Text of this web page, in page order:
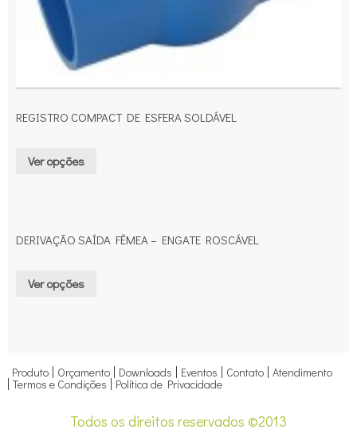
REGISTRO COMPACT DE ESFERA SOLDÁVEL
Ver opções
DERIVAÇÃO SAÍDA FÊMEA – ENGATE ROSCÁVEL
Ver opções
Produto Orçamento Downloads Eventos Contato Atendimento
Termos e Condições Política de Privacidade
Todos os direitos reservados ©2013